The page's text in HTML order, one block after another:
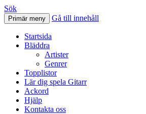
Svenskatabs.se
Sök
Primär meny Gå till innehåll
Startsida
Bläddra
Artister
Genrer
Topplistor
Lär dig spela Gitarr
Ackord
Hjälp
Kontakta oss